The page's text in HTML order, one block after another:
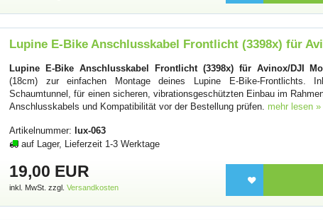
Lupine E-Bike Anschlusskabel Frontlicht (3398x) für
Lupine E-Bike Anschlusskabel Frontlicht (3398x) für Avinox/DJI
(18cm) zur einfachen Montage deines Lupine E-Bike-Frontlichts.
Schaumtunnel, für einen sicheren, vibrationsgeschützten Einbau im
Anschlusskabels und Kompatibilität vor der Bestellung prüfen. mehr lesen »
Artikelnummer: lux-063
auf Lager, Lieferzeit 1-3 Werktage
19,00 EUR
inkl. MwSt. zzgl.Versandkosten